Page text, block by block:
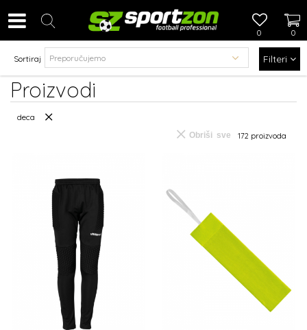
0
0
Proizvodi
Sortiraj Filteri
deca
172 proizvoda
Obriši sve